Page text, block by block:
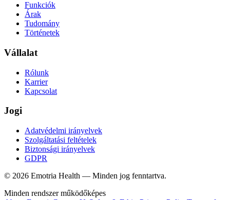
Funkciók
Árak
Tudomány
Történetek
Vállalat
Rólunk
Karrier
Kapcsolat
Jogi
Adatvédelmi irányelvek
Szolgáltatási feltételek
Biztonsági irányelvek
GDPR
© 2026 Emotria Health — Minden jog fenntartva.
Minden rendszer működőképes